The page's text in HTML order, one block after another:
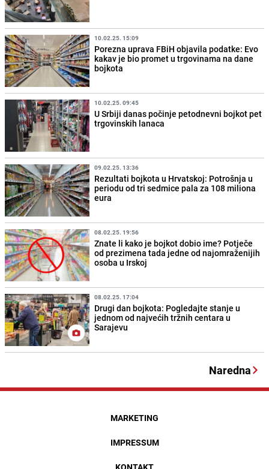
10.02.25. 15:09
Porezna uprava FBiH objavila podatke: Evo
kakav je bio promet u trgovinama na dane
bojkota
10.02.25. 09:45
U Srbiji danas počinje petodnevni bojkot pet
trgovinskih lanaca
09.02.25. 13:36
Rezultati bojkota u Hrvatskoj: Potrošnja u
periodu od tri sedmice pala za 108 miliona
eura
08.02.25. 19:56
Znate li kako je bojkot dobio ime? Potječe
od prezimena tada jedne od najomraženijih
osoba u Irskoj
08.02.25. 17:04
Drugi dan bojkota: Pogledajte stanje u
jednom od najvećih tržnih centara u
Sarajevu
Naredna
MARKETING
IMPRESSUM